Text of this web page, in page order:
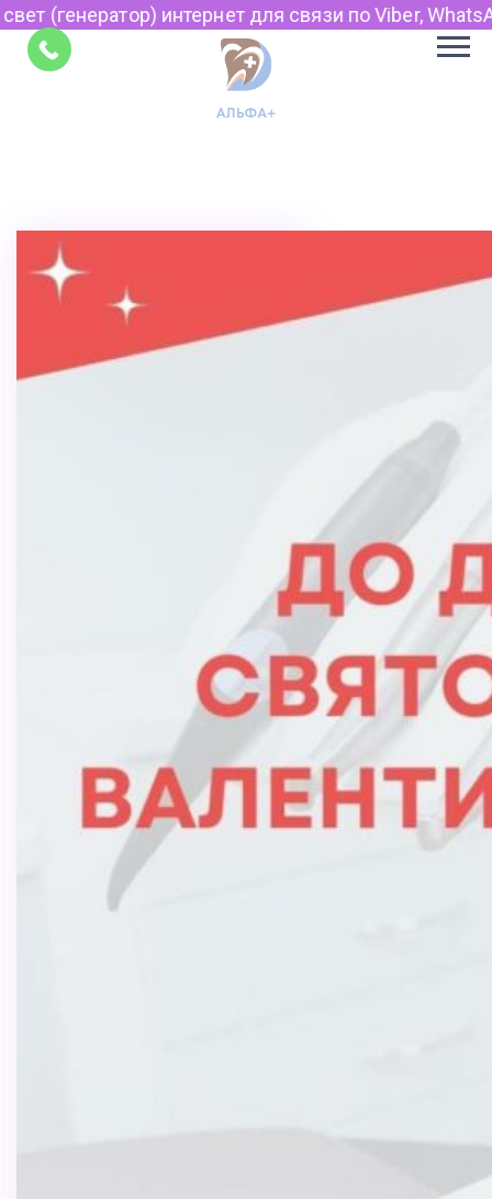
интернет для связи по Viber, WhatsApp и